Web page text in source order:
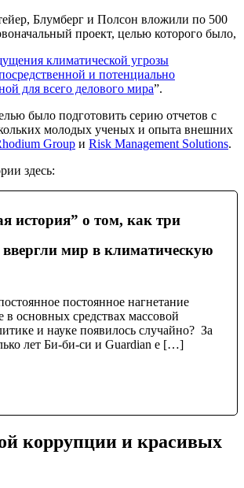
Блумберг и Полсон вложили по 500
проект, целью которого было,
климатической угрозы
и потенциально
для всего делового мира”.
было подготовить серию отчетов с
молодых ученых и опыта внешних
Group и Risk Management Solutions.
здесь:
история” о том, как три
мир в климатическую
постоянное нагнетание
в основных средствах массовой
и науке появилось случайно? За
лет Би-би-си и Guardian е […]
коррупции и красивых